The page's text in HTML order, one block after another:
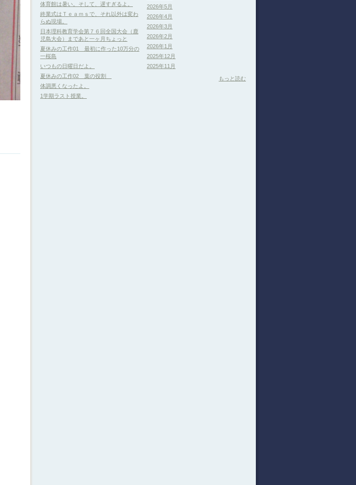
体育館は暑い。そして、遅すぎるよ。
終業式はＴｅａｍｓで、それ以外は変わ
らぬ現場。
日本理科教育学会第７６回全国大会（鹿
児島大会）まであと一ヶ月ちょっと
夏休みの工作01 最初に作った10万分の
一桜島
いつもの日曜日だよ。
夏休みの工作02 葉の役割
体調悪くなったよ。
1学期ラスト授業。
2026年5月
2026年4月
2026年3月
2026年2月
2026年1月
2025年12月
2025年11月
もっと読む